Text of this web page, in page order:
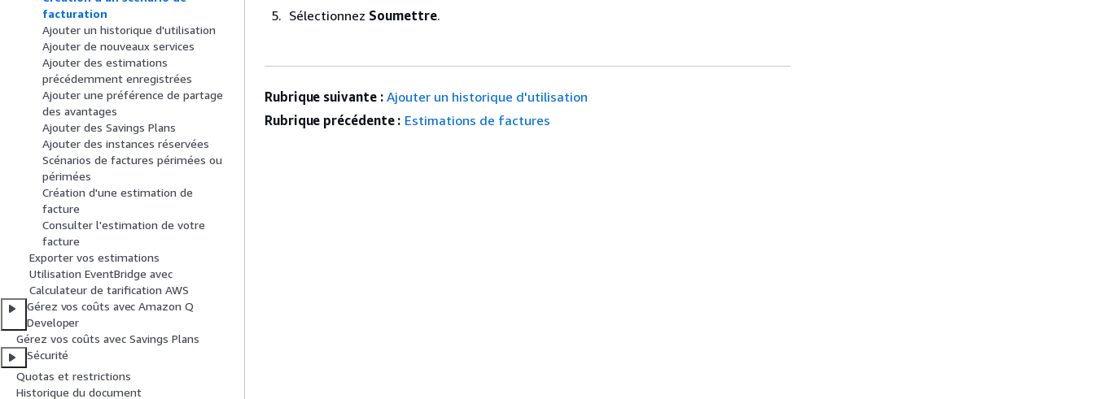
facturation
Ajouter un historique d'utilisation
Ajouter de nouveaux services
Ajouter des estimations
précédemment enregistrées
Ajouter une préférence de partage
des avantages
Ajouter des Savings Plans
Ajouter des instances réservées
Scénarios de factures périmées ou
périmées
Création d'une estimation de
facture
Consulter l'estimation de votre
facture
Exporter vos estimations
Utilisation EventBridge avec
Calculateur de tarification AWS
Gérez vos coûts avec Amazon Q
Developer
Gérez vos coûts avec Savings Plans
Sécurité
Quotas et restrictions
Historique du document
Sélectionnez Soumettre.
Rubrique suivante : Ajouter un historique d'utilisation
Rubrique précédente : Estimations de factures